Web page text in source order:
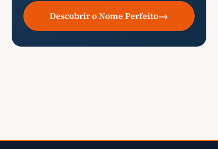
Descobrir o Nome Perfeito→